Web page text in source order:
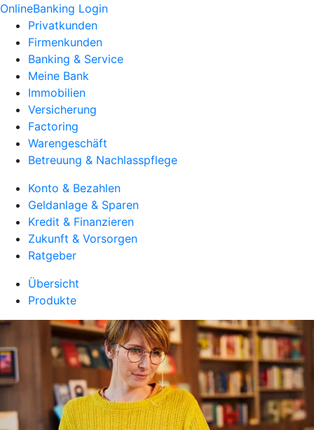
OnlineBanking Login
Privatkunden
Firmenkunden
Banking & Service
Meine Bank
Immobilien
Versicherung
Factoring
Warengeschäft
Betreuung & Nachlasspflege
Konto & Bezahlen
Geldanlage & Sparen
Kredit & Finanzieren
Zukunft & Vorsorgen
Ratgeber
Übersicht
Produkte